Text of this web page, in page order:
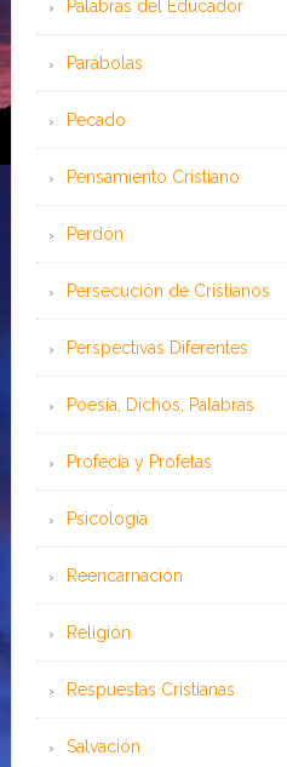
Palabras del Educador
Parábolas
Pecado
Pensamiento Cristiano
Perdón
Persecución de Cristianos
Perspectivas Diferentes
Poesía, Dichos, Palabras
Profecía y Profetas
Psicología
Reencarnación
Religión
Respuestas Cristianas
Salvación